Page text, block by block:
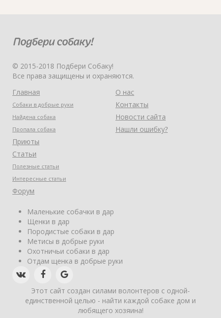
© 2015-2018 Подбери Собаку!
Все права защищены и охраняются.
Главная
Собаки в добрые руки
Найдена собака
Пропала собака
Приюты
Статьи
Полезные статьи
Интересные статьи
Форум
О нас
Контакты
Новости сайта
Нашли ошибку?
Маленькие собачки в дар
Щенки в дар
Породистые собаки в дар
Метисы в добрые руки
Охотничьи собаки в дар
Отдам щенка в добрые руки
Этот сайт создан силами волонтеров с одной-
единственной целью - найти каждой собаке дом и
любящего хозяина!